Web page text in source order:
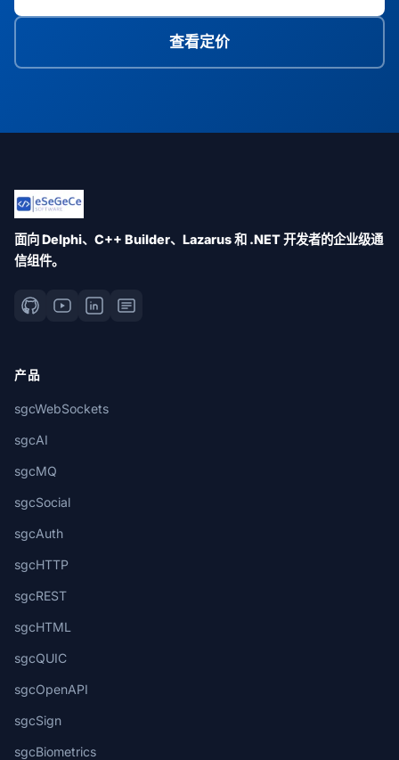
查看定价
面向 Delphi、C++ Builder、Lazarus 和 .NET 开发者的企业级通
信组件。
产品
sgcWebSockets
sgcAI
sgcMQ
sgcSocial
sgcAuth
sgcHTTP
sgcREST
sgcHTML
sgcQUIC
sgcOpenAPI
sgcSign
sgcBiometrics